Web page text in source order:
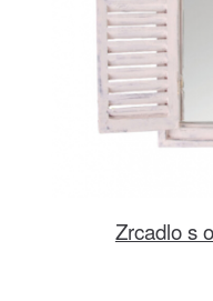
Zrcadlo s